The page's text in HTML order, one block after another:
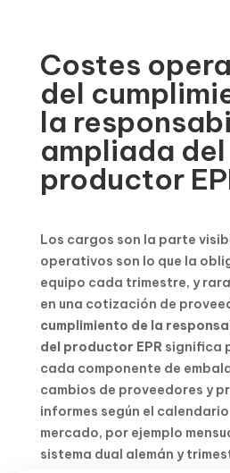
Costes
del
la
ampliada del
productor
Los cargos son la parte
operativos son lo que la
equipo cada trimestre, y
en una cotización de
cumplimiento de la
del productor EPR significa
cada componente de
cambios de proveedores y
informes según el
mercado, por ejemplo
sistema dual alemán y